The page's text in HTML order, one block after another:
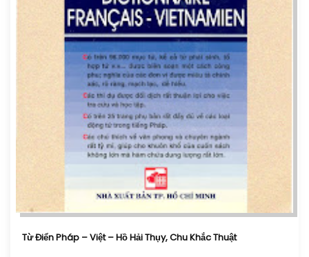
Từ Điển Pháp – Việt – Hồ Hải Thụy, Chu Khắc Thuật